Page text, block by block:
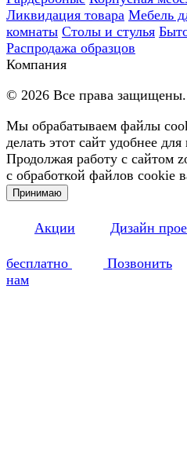
Ликвидация товара Мебель
комнаты Столы и стулья
Распродажа образцов
Компания
© 2026 Все права защищены.
Мы обрабатываем файлы
делать этот сайт удобнее для
Продолжая работу с сайтом
с обработкой файлов cookie
Принимаю
Акции Дизайн
бесплатно
Позвонить
нам